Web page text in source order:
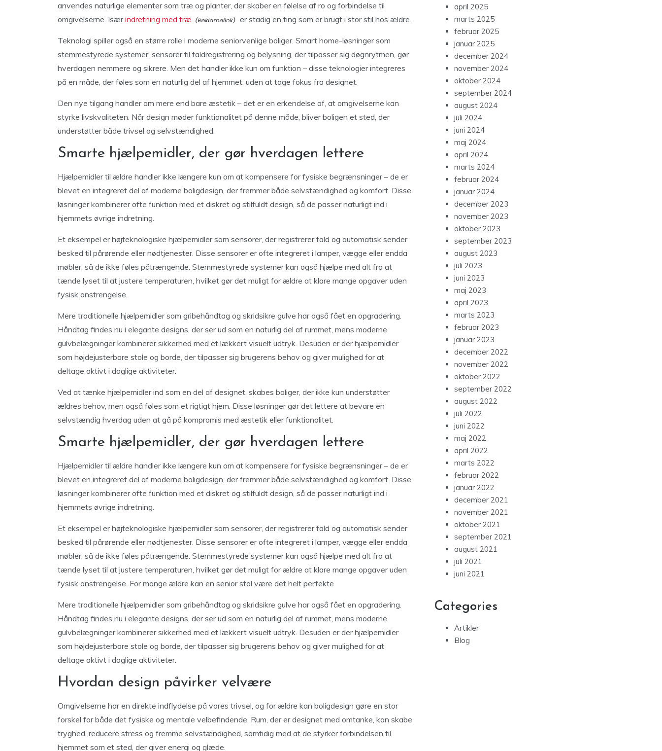
anvendes naturlige elementer som træ og planter, der skaber en følelse af ro og forbindelse til
omgivelserne. Isærindretning med træ er stadig en ting som er brugt i stor stil hos ældre.
Teknologi spiller også en større rolle i moderne seniorvenlige boliger. Smart home-løsninger som
stemmestyrede systemer, sensorer til faldregistrering og belysning, der tilpasser sig døgnrytmen, gør
hverdagen nemmere og sikrere. Men det handler ikke kun om funktion – disse teknologier integreres
på en måde, der føles som en naturlig del af hjemmet, uden at tage fokus fra designet.
Den nye tilgang handler om mere end bare æstetik – det er en erkendelse af, at omgivelserne kan
styrke livskvaliteten. Når design møder funktionalitet på denne måde, bliver boligen et sted, der
understøtter både trivsel og selvstændighed.
Smarte hjælpemidler, der gør hverdagen lettere
Hjælpemidler til ældre handler ikke længere kun om at kompensere for fysiske begrænsninger – de er
blevet en integreret del af moderne boligdesign, der fremmer både selvstændighed og komfort. Disse
løsninger kombinerer ofte funktion med et diskret og stilfuldt design, så de passer naturligt ind i
hjemmets øvrige indretning.
Et eksempel er højteknologiske hjælpemidler som sensorer, der registrerer fald og automatisk sender
besked til pårørende eller nødtjenester. Disse sensorer er ofte integreret i lamper, vægge eller endda
møbler, så de ikke føles påtrængende. Stemmestyrede systemer kan også hjælpe med alt fra at
tænde lyset til at justere temperaturen, hvilket gør det muligt for ældre at klare mange opgaver uden
fysisk anstrengelse.
Mere traditionelle hjælpemidler som gribehåndtag og skridsikre gulve har også fået en opgradering.
Håndtag findes nu i elegante designs, der ser ud som en naturlig del af rummet, mens moderne
gulvbelægninger kombinerer sikkerhed med et lækkert visuelt udtryk. Desuden er der hjælpemidler
som højdejusterbare stole og borde, der tilpasser sig brugerens behov og giver mulighed for at
deltage aktivt i daglige aktiviteter.
Ved at tænke hjælpemidler ind som en del af designet, skabes boliger, der ikke kun understøtter
ældres behov, men også føles som et rigtigt hjem. Disse løsninger gør det lettere at bevare en
selvstændig hverdag uden at gå på kompromis med æstetik eller funktionalitet.
Smarte hjælpemidler, der gør hverdagen lettere
Hjælpemidler til ældre handler ikke længere kun om at kompensere for fysiske begrænsninger – de er
blevet en integreret del af moderne boligdesign, der fremmer både selvstændighed og komfort. Disse
løsninger kombinerer ofte funktion med et diskret og stilfuldt design, så de passer naturligt ind i
hjemmets øvrige indretning.
Et eksempel er højteknologiske hjælpemidler som sensorer, der registrerer fald og automatisk sender
besked til pårørende eller nødtjenester. Disse sensorer er ofte integreret i lamper, vægge eller endda
møbler, så de ikke føles påtrængende. Stemmestyrede systemer kan også hjælpe med alt fra at
tænde lyset til at justere temperaturen, hvilket gør det muligt for ældre at klare mange opgaver uden
fysisk anstrengelse. For mange ældre kan en senior stol være det helt perfekte
Mere traditionelle hjælpemidler som gribehåndtag og skridsikre gulve har også fået en opgradering.
Håndtag findes nu i elegante designs, der ser ud som en naturlig del af rummet, mens moderne
gulvbelægninger kombinerer sikkerhed med et lækkert visuelt udtryk. Desuden er der hjælpemidler
som højdejusterbare stole og borde, der tilpasser sig brugerens behov og giver mulighed for at
deltage aktivt i daglige aktiviteter.
Hvordan design påvirker velvære
Omgivelserne har en direkte indflydelse på vores trivsel, og for ældre kan boligdesign gøre en stor
forskel for både det fysiske og mentale velbefindende. Rum, der er designet med omtanke, kan skabe
tryghed, reducere stress og fremme selvstændighed, samtidig med at de styrker forbindelsen til
hjemmet som et sted, der giver energi og glæde.
april 2025
marts 2025
februar 2025
januar 2025
december 2024
november 2024
oktober 2024
september 2024
august 2024
juli 2024
juni 2024
maj 2024
april 2024
marts 2024
februar 2024
januar 2024
december 2023
november 2023
oktober 2023
september 2023
august 2023
juli 2023
juni 2023
maj 2023
april 2023
marts 2023
februar 2023
januar 2023
december 2022
november 2022
oktober 2022
september 2022
august 2022
juli 2022
juni 2022
maj 2022
april 2022
marts 2022
februar 2022
januar 2022
december 2021
november 2021
oktober 2021
september 2021
august 2021
juli 2021
juni 2021
Categories
Artikler
Blog